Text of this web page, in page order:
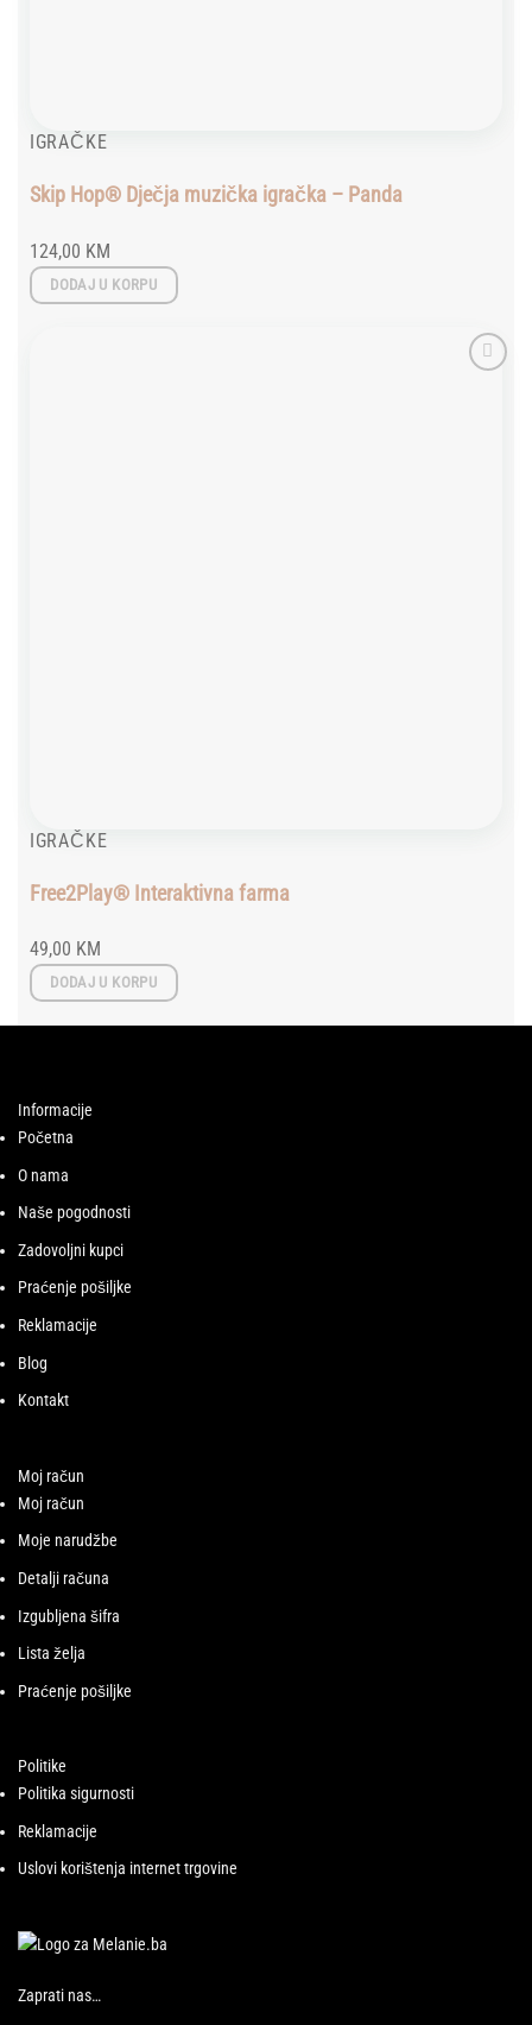
IGRAČKE
Skip Hop® Dječja muzička igračka – Panda
124,00 KM
DODAJ U KORPU
IGRAČKE
Free2Play® Interaktivna farma
49,00 KM
DODAJ U KORPU
Informacije
Početna
O nama
Naše pogodnosti
Zadovoljni kupci
Praćenje pošiljke
Reklamacije
Blog
Kontakt
Moj račun
Moj račun
Moje narudžbe
Detalji računa
Izgubljena šifra
Lista želja
Praćenje pošiljke
Politike
Politika sigurnosti
Reklamacije
Uslovi korištenja internet trgovine
Zaprati nas…